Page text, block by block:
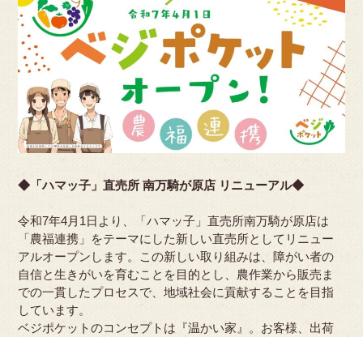
◆「ハマッ子」直売所 南万騎が原店 リニューアル◆
令和7年4月1日より、「ハマッ子」直売所南万騎が原店は
「農福連携」をテーマにした新しい直売所としてリニュー
アルオープンします。この新しい取り組みは、障がい者の
自信と生きがいを育むことを目的とし、農作業から販売ま
での一貫したプロセスで、地域社会に貢献することを目指
しています。
ベジポケットのコンセプトは『温かい家』。お客様、出荷